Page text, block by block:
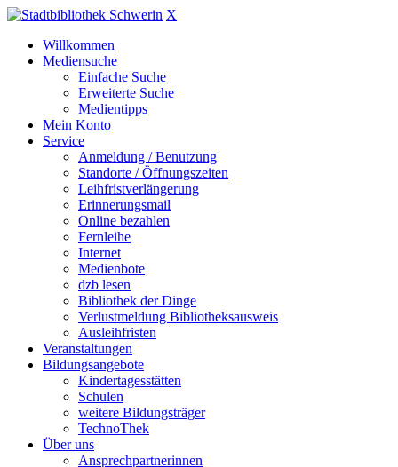
X
Willkommen
Mediensuche
Einfache Suche
Erweiterte Suche
Medientipps
Mein Konto
Service
Anmeldung / Benutzung
Standorte / Öffnungszeiten
Leihfristverlängerung
Erinnerungsmail
Online bezahlen
Fernleihe
Internet
Medienbote
dzb lesen
Bibliothek der Dinge
Verlustmeldung Bibliotheksausweis
Ausleihfristen
Veranstaltungen
Bildungsangebote
Kindertagesstätten
Schulen
weitere Bildungsträger
TechnoThek
Über uns
Ansprechpartnerinnen